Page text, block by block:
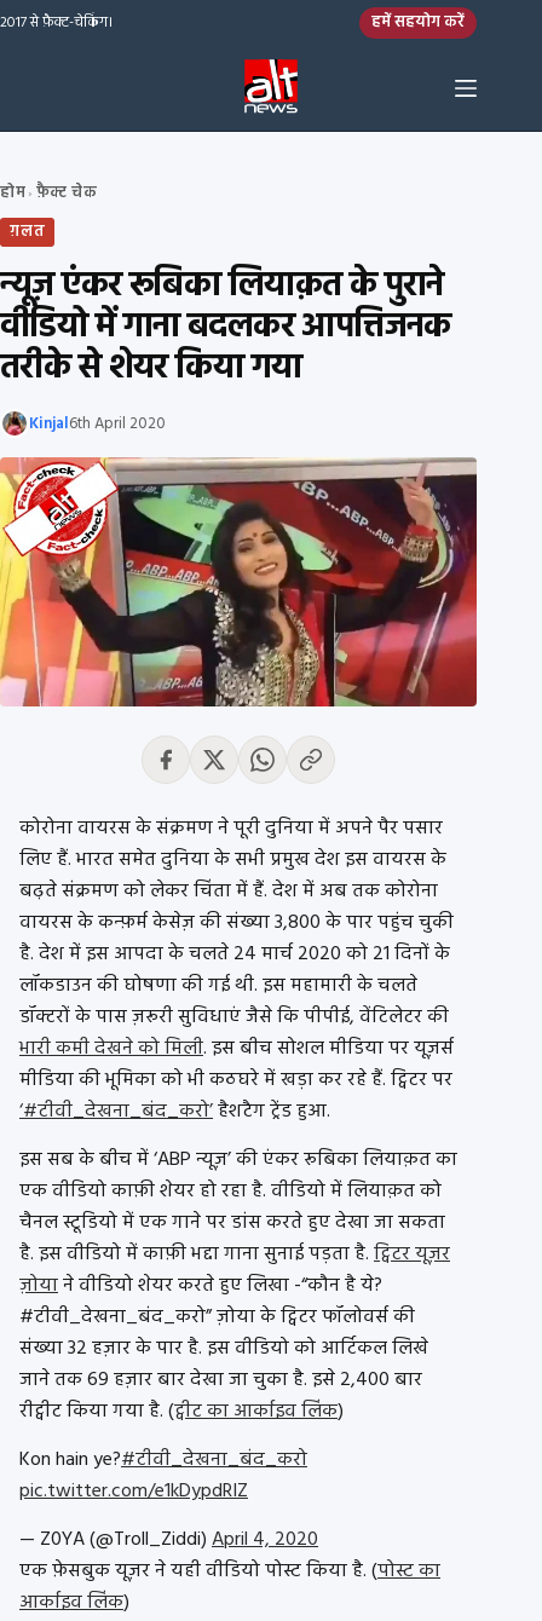
Skip to content
2017 से फ़ैक्ट-चेकिंग। हमें सहयोग करें
होम› फ़ैक्ट चेक
ग़लत
न्यूज़ एंकर रूबिका लियाक़त के पुराने
वीडियो में गाना बदलकर आपत्तिजनक
तरीके से शेयर किया गया
Kinjal6th April 2020
कोरोना वायरस के संक्रमण ने पूरी दुनिया में अपने पैर पसार
लिए हैं. भारत समेत दुनिया के सभी प्रमुख देश इस वायरस के
बढ़ते संक्रमण को लेकर चिंता में हैं. देश में अब तक कोरोना
वायरस के कन्फ़र्म केसेज़ की संख्या 3,800 के पार पहुंच चुकी
है. देश में इस आपदा के चलते 24 मार्च 2020 को 21 दिनों के
लॉकडाउन की घोषणा की गई थी. इस महामारी के चलते
डॉक्टरों के पास ज़रूरी सुविधाएं जैसे कि पीपीई, वेंटिलेटर की
भारी कमी देखने को मिली. इस बीच सोशल मीडिया पर यूज़र्स
मीडिया की भूमिका को भी कठघरे में खड़ा कर रहे हैं. ट्विटर पर
‘#टीवी_देखना_बंद_करो’हैशटैग ट्रेंड हुआ.
इस सब के बीच में ‘ABP न्यूज़’ की एंकर रूबिका लियाक़त का
एक वीडियो काफ़ी शेयर हो रहा है. वीडियो में लियाक़त को
चैनल स्टूडियो में एक गाने पर डांस करते हुए देखा जा सकता
है. इस वीडियो में काफ़ी भद्दा गाना सुनाई पड़ता है.ट्विटर यूज़र
ज़ोयाने वीडियो शेयर करते हुए लिखा -“कौन है ये?
#टीवी_देखना_बंद_करो” ज़ोया के ट्विटर फॉलोवर्स की
संख्या 32 हज़ार के पार है. इस वीडियो को आर्टिकल लिखे
जाने तक 69 हज़ार बार देखा जा चुका है. इसे 2,400 बार
रीट्वीट किया गया है. (ट्वीट का आर्काइव लिंक)
Kon hain ye?#टीवी_देखना_बंद_करो
pic.twitter.com/e1kDypdRIZ
— Z0YA (@Troll_Ziddi)April 4, 2020
एक फ़ेसबुक यूज़र ने यही वीडियो पोस्ट किया है. (पोस्ट का
आर्काइव लिंक)